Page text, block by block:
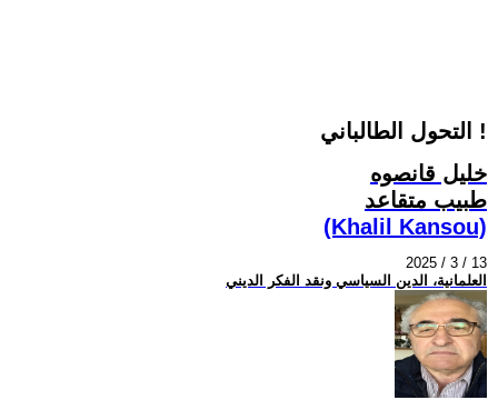
التحول الطالباني !
خليل قانصوه
طبيب متقاعد
(Khalil Kansou)
2025 / 3 / 13
العلمانية، الدين السياسي ونقد الفكر الديني